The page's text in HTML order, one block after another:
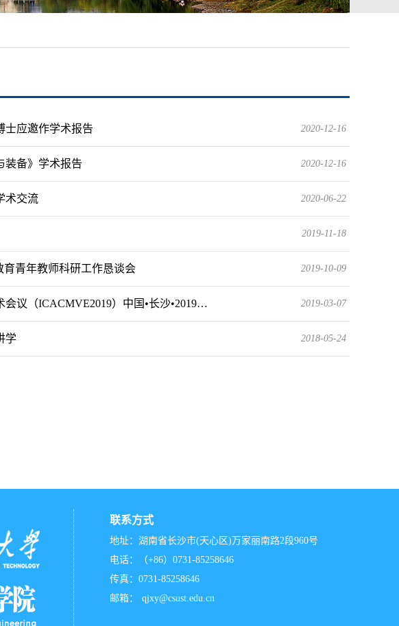
士应邀作学术报告 2020-12-16
装备》学术报告 2020-12-16
术交流 2020-06-22
2019-11-18
育青年教师科研工作恳谈会 2019-10-09
议（ICACMVE2019）中国•长沙•2019… 2019-03-07
学 2018-05-24
联系方式
地址：湖南省长沙市(天心区)万家丽南路2段960号
电话：（+86）0731-85258646
传真：0731-85258646
邮箱：
qjxy@csust.edu.cn